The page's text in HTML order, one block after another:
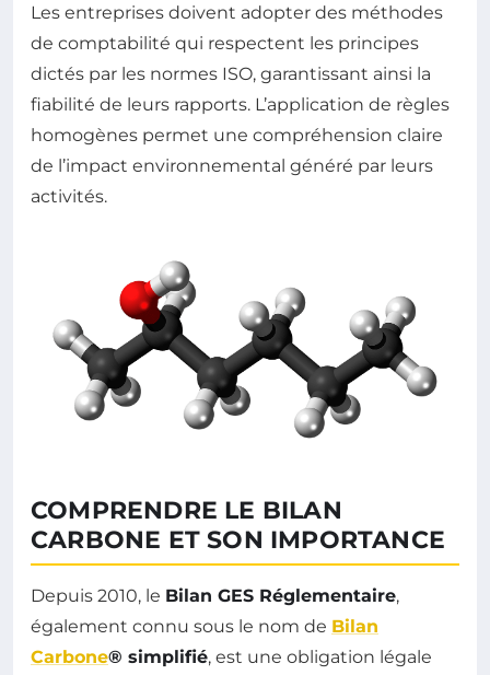
Les entreprises doivent adopter des méthodes
de comptabilité qui respectent les principes
dictés par les normes ISO, garantissant ainsi la
fiabilité de leurs rapports. L’application de règles
homogènes permet une compréhension claire
de l’impact environnemental généré par leurs
activités.
COMPRENDRE LE BILAN
CARBONE ET SON IMPORTANCE
Depuis 2010, le Bilan GES Réglementaire,
également connu sous le nom de Bilan
Carbone® simplifié, est une obligation légale